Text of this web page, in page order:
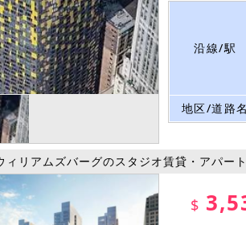
沿線/駅
地区/道路
ィリアムズバーグのスタジオ賃貸・アパー
$